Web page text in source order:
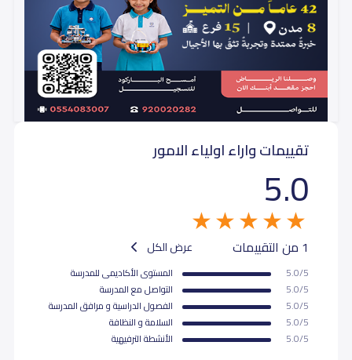
تقييمات واراء اولياء الامور
5.0
1 من التقييمات عرض الكل
5.0/5
المستوى اﻷكاديمى للمدرسة
5.0/5
التواصل مع المدرسة
5.0/5
الفصول الدراسية و مرافق المدرسة
5.0/5
السلامة و النظافة
5.0/5
اﻷنشطة الترفيهية